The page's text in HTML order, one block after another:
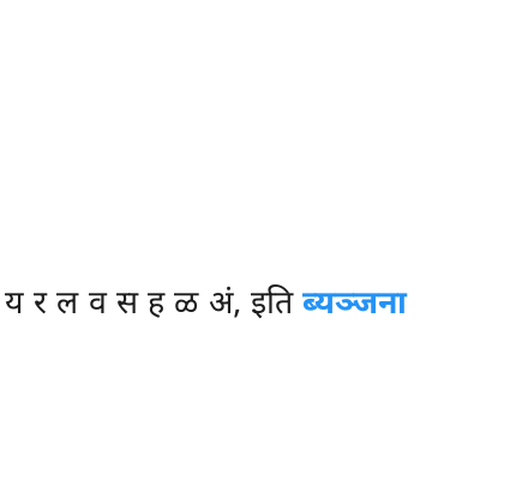
र ल व स ह ळ अं, इतिब्यञ्जना